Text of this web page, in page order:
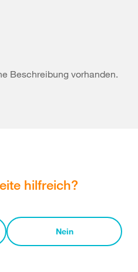
Beschreibung vorhanden.
hilfreich?
Nein